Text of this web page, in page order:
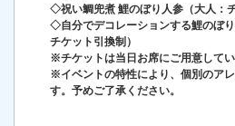
◇祝い鯛兜煮 鯉のぼり人参（大人：
◇自分でデコレーションする鯉のぼ
チケット引換制）
※チケットは当日お席にご用意してい
※イベントの特性により、個別のア
す。予めご了承ください。